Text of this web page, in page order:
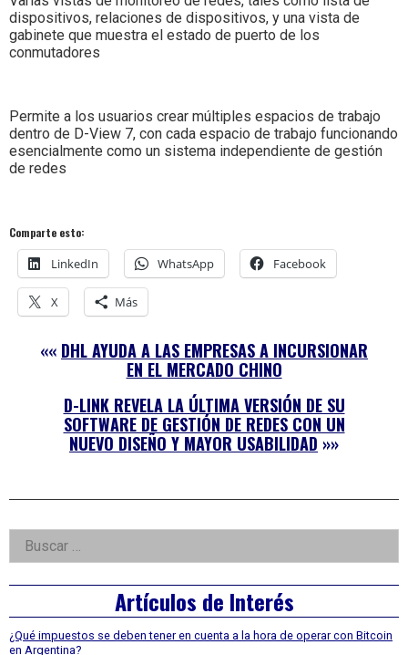
dispositivos, relaciones de dispositivos, y una vista de
gabinete que muestra el estado de puerto de los
conmutadores
Permite a los usuarios crear múltiples espacios de trabajo
dentro de D-View 7, con cada espacio de trabajo funcionando
esencialmente como un sistema independiente de gestión
de redes
Comparte esto:
LinkedIn WhatsApp Facebook
X Más
«« DHL AYUDA A LAS EMPRESAS A INCURSIONAR
EN EL MERCADO CHINO
D-LINK REVELA LA ÚLTIMA VERSIÓN DE SU
SOFTWARE DE GESTIÓN DE REDES CON UN
NUEVO DISEÑO Y MAYOR USABILIDAD »»
Right
Asides
Buscar:
Artículos de Interés
¿Qué impuestos se deben tener en cuenta a la hora de operar con Bitcoin
en Argentina?